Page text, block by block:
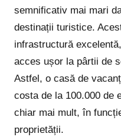
semnificativ mai mari
destinații turistice.
infrastructură
acces ușor la pârtii de
Astfel, o casă de
costa de la 100.000 de
chiar mai mult, în
proprietății.